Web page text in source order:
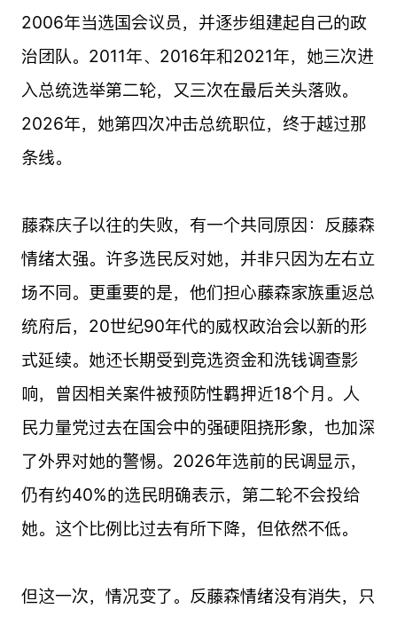
2006年当选国会议员，并逐步组建起自己的政
治团队。2011年、2016年和2021年，她三次进
入总统选举第二轮，又三次在最后关头落败。
2026年，她第四次冲击总统职位，终于越过那
条线。
藤森庆子以往的失败，有一个共同原因：反藤森
情绪太强。许多选民反对她，并非只因为左右立
场不同。更重要的是，他们担心藤森家族重返总
统府后，20世纪90年代的威权政治会以新的形
式延续。她还长期受到竞选资金和洗钱调查影
响，曾因相关案件被预防性羁押近18个月。人
民力量党过去在国会中的强硬阻挠形象，也加深
了外界对她的警惕。2026年选前的民调显示，
仍有约40%的选民明确表示，第二轮不会投给
她。这个比例比过去有所下降，但依然不低。
但这一次，情况变了。反藤森情绪没有消失，只